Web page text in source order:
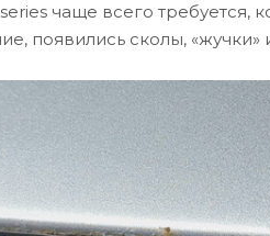
чаще всего требуется,
появились сколы, «жучки»